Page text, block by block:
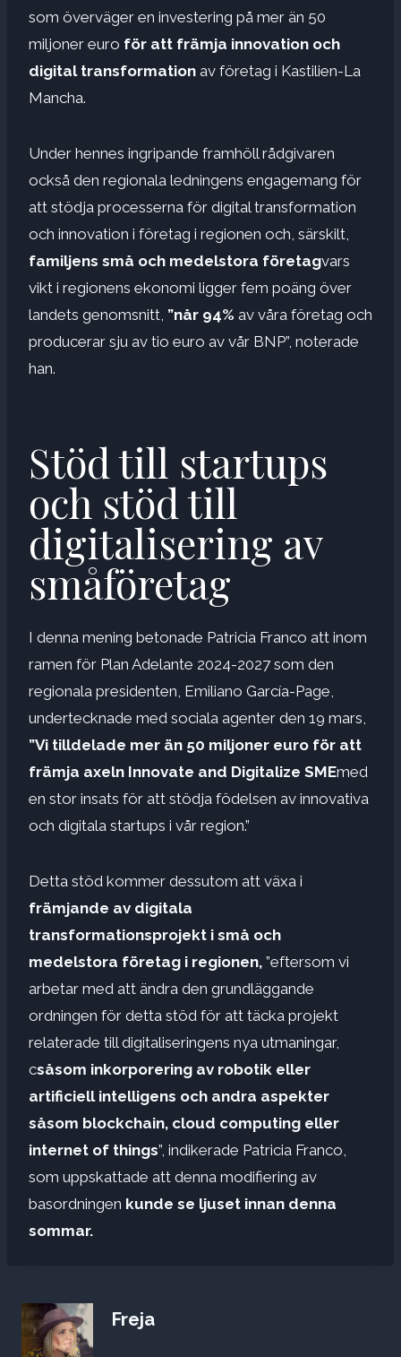
som överväger en investering på mer än 50
miljoner euro för att främja innovation och
digital transformation av företag i Kastilien-La
Mancha.
Under hennes ingripande framhöll rådgivaren
också den regionala ledningens engagemang för
att stödja processerna för digital transformation
och innovation i företag i regionen och, särskilt,
familjens små och medelstora företagvars
vikt i regionens ekonomi ligger fem poäng över
landets genomsnitt, ”når 94% av våra företag och
producerar sju av tio euro av vår BNP”, noterade
han.
Stöd till startups
och stöd till
digitalisering av
småföretag
I denna mening betonade Patricia Franco att inom
ramen för Plan Adelante 2024-2027 som den
regionala presidenten, Emiliano García-Page,
undertecknade med sociala agenter den 19 mars,
”Vi tilldelade mer än 50 miljoner euro för att
främja axeln Innovate and Digitalize SMEmed
en stor insats för att stödja födelsen av innovativa
och digitala startups i vår region.”
Detta stöd kommer dessutom att växa i
främjande av digitala
transformationsprojekt i små och
medelstora företag i regionen, ”eftersom vi
arbetar med att ändra den grundläggande
ordningen för detta stöd för att täcka projekt
relaterade till digitaliseringens nya utmaningar,
csåsom inkorporering av robotik eller
artificiell intelligens och andra aspekter
såsom blockchain, cloud computing eller
internet of things”, indikerade Patricia Franco,
som uppskattade att denna modifiering av
basordningen kunde se ljuset innan denna
sommar.
Freja